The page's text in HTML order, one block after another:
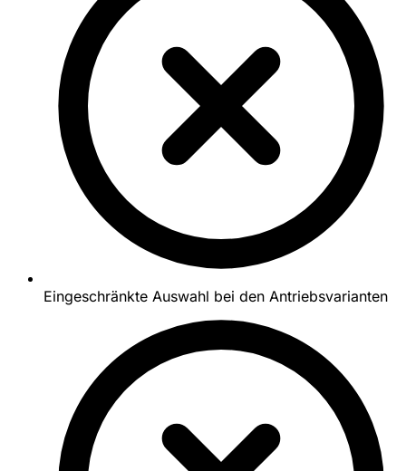
Eingeschränkte Auswahl bei den Antriebsvarianten